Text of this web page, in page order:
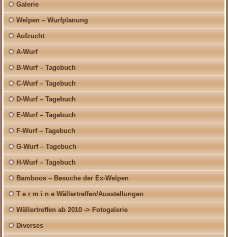
Galerie
Welpen – Wurfplanung
Aufzucht
A-Wurf
B-Wurf – Tagebuch
C-Wurf – Tagebuch
D-Wurf – Tagebuch
E-Wurf – Tagebuch
F-Wurf – Tagebuch
G-Wurf – Tagebuch
H-Wurf – Tagebuch
Bamboos – Besuche der Ex-Welpen
T e r m i n e Wällertreffen/Ausstellungen
Wällertreffen ab 2010 -> Fotogalerie
Diverses